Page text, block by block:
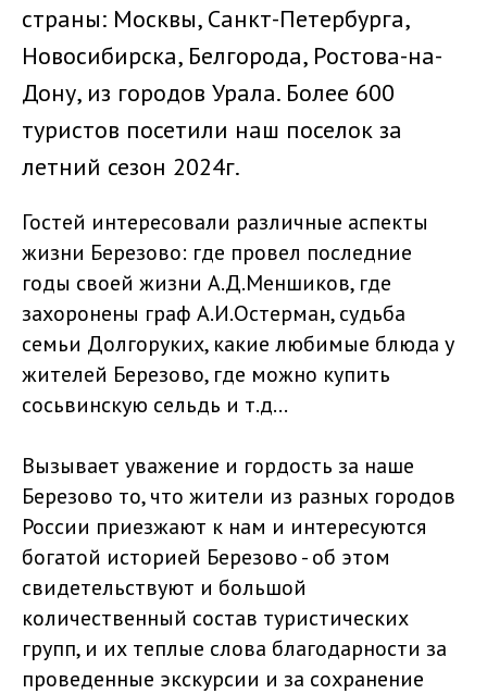
страны: Москвы, Санкт-Петербурга,
Новосибирска, Белгорода, Ростова-на-
Дону, из городов Урала. Более 600
туристов посетили наш поселок за
летний сезон 2024г.
Гостей интересовали различные аспекты
жизни Березово: где провел последние
годы своей жизни А.Д.Меншиков, где
захоронены граф А.И.Остерман, судьба
семьи Долгоруких, какие любимые блюда у
жителей Березово, где можно купить
сосьвинскую сельдь и т.д...
Вызывает уважение и гордость за наше
Березово то, что жители из разных городов
России приезжают к нам и интересуются
богатой историей Березово - об этом
свидетельствуют и большой
количественный состав туристических
групп, и их теплые слова благодарности за
проведенные экскурсии и за сохранение